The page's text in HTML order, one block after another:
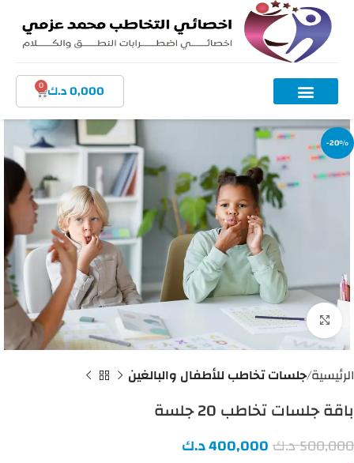
0,000د.ك 0
-20%
اضغط للتكبير
الرئيسية جلسات تخاطب للأطفال والبالغين
باقة جلسات تخاطب 20 جلسة
500,000د.ك400,000د.ك